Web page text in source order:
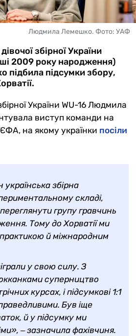
Людмила Лемешко. Фото: УАФ
збірної України
2009 року народження)
підсумки збору,
України WU-16 Людмила
виступ команди на
на якому українки посіли
українська збірна
складі,
групу гравчинь
Тому до Хорватії ми
практикою й міжнародним
у свою силу. З
суперництво
курсах, і підсумкові 1:1
Був іще
й у підсумку ми
‒ зазначила фахівчиня.